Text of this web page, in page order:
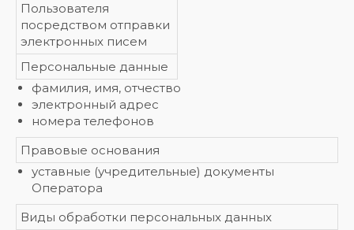
Пользователя
посредством отправки
электронных писем
Персональные данные
фамилия, имя, отчество
электронный адрес
номера телефонов
Правовые основания
уставные (учредительные) документы
Оператора
Виды обработки персональных данных